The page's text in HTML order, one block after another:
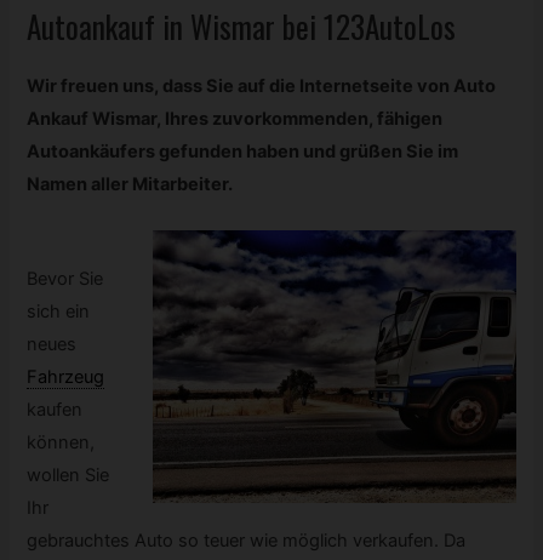
Autoankauf in Wismar bei 123AutoLos
Wir freuen uns, dass Sie auf die Internetseite von Auto
Ankauf Wismar, Ihres zuvorkommenden, fähigen
Autoankäufers gefunden haben und grüßen Sie im
Namen aller Mitarbeiter.
Bevor Sie
sich ein
neues
Fahrzeug
kaufen
können,
wollen Sie
Ihr
gebrauchtes Auto so teuer wie möglich verkaufen. Da